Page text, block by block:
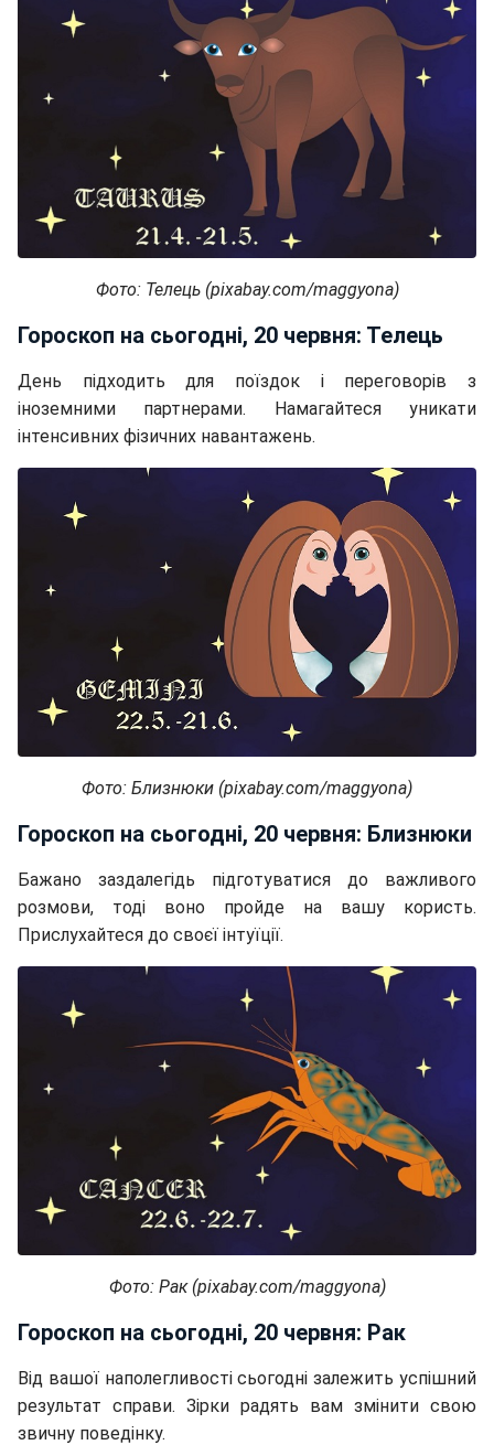
Фото: Телець (pixabay.com/maggyona)
Гороскоп на сьогодні, 20 червня: Телець
День підходить для поїздок і переговорів з
іноземними партнерами. Намагайтеся уникати
інтенсивних фізичних навантажень.
Фото: Близнюки (pixabay.com/maggyona)
Гороскоп на сьогодні, 20 червня: Близнюки
Бажано заздалегідь підготуватися до важливого
розмови, тоді воно пройде на вашу користь.
Прислухайтеся до своєї інтуїції.
Фото: Рак (pixabay.com/maggyona)
Гороскоп на сьогодні, 20 червня: Рак
Від вашої наполегливості сьогодні залежить успішний
результат справи. Зірки радять вам змінити свою
звичну поведінку.